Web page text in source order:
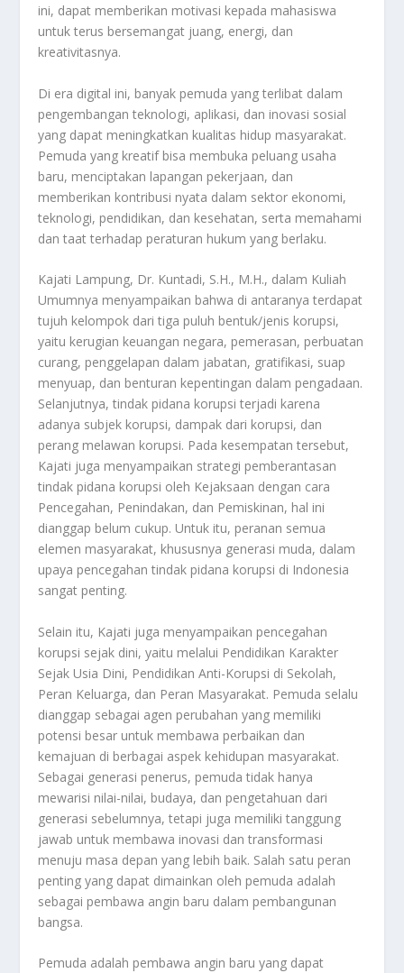
ini, dapat memberikan motivasi kepada mahasiswa
untuk terus bersemangat juang, energi, dan
kreativitasnya.
Di era digital ini, banyak pemuda yang terlibat dalam
pengembangan teknologi, aplikasi, dan inovasi sosial
yang dapat meningkatkan kualitas hidup masyarakat.
Pemuda yang kreatif bisa membuka peluang usaha
baru, menciptakan lapangan pekerjaan, dan
memberikan kontribusi nyata dalam sektor ekonomi,
teknologi, pendidikan, dan kesehatan, serta memahami
dan taat terhadap peraturan hukum yang berlaku.
Kajati Lampung, Dr. Kuntadi, S.H., M.H., dalam Kuliah
Umumnya menyampaikan bahwa di antaranya terdapat
tujuh kelompok dari tiga puluh bentuk/jenis korupsi,
yaitu kerugian keuangan negara, pemerasan, perbuatan
curang, penggelapan dalam jabatan, gratifikasi, suap
menyuap, dan benturan kepentingan dalam pengadaan.
Selanjutnya, tindak pidana korupsi terjadi karena
adanya subjek korupsi, dampak dari korupsi, dan
perang melawan korupsi. Pada kesempatan tersebut,
Kajati juga menyampaikan strategi pemberantasan
tindak pidana korupsi oleh Kejaksaan dengan cara
Pencegahan, Penindakan, dan Pemiskinan, hal ini
dianggap belum cukup. Untuk itu, peranan semua
elemen masyarakat, khususnya generasi muda, dalam
upaya pencegahan tindak pidana korupsi di Indonesia
sangat penting.
Selain itu, Kajati juga menyampaikan pencegahan
korupsi sejak dini, yaitu melalui Pendidikan Karakter
Sejak Usia Dini, Pendidikan Anti-Korupsi di Sekolah,
Peran Keluarga, dan Peran Masyarakat. Pemuda selalu
dianggap sebagai agen perubahan yang memiliki
potensi besar untuk membawa perbaikan dan
kemajuan di berbagai aspek kehidupan masyarakat.
Sebagai generasi penerus, pemuda tidak hanya
mewarisi nilai-nilai, budaya, dan pengetahuan dari
generasi sebelumnya, tetapi juga memiliki tanggung
jawab untuk membawa inovasi dan transformasi
menuju masa depan yang lebih baik. Salah satu peran
penting yang dapat dimainkan oleh pemuda adalah
sebagai pembawa angin baru dalam pembangunan
bangsa.
Pemuda adalah pembawa angin baru yang dapat